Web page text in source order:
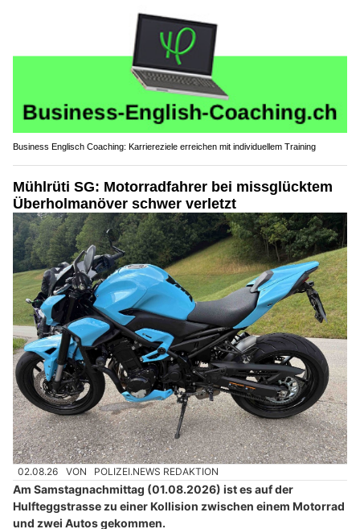
Aquatum AG / regenfänger: Ihr Partner für Regenwassernutzung
Business Englisch Coaching: Karriereziele erreichen mit individuellem Training
Mühlrüti SG: Motorradfahrer bei missglücktem
Überholmanöver schwer verletzt